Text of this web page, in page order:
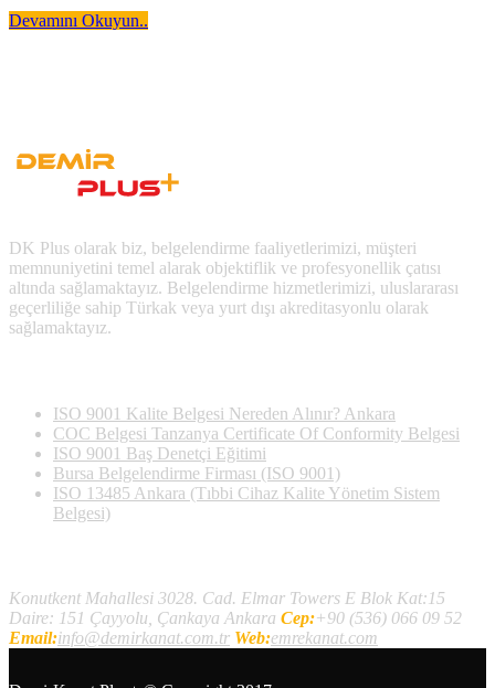
Devamını Okuyun..
DK Plus olarak biz, belgelendirme faaliyetlerimizi, müşteri
memnuniyetini temel alarak objektiflik ve profesyonellik çatısı
altında sağlamaktayız. Belgelendirme hizmetlerimizi, uluslararası
geçerliliğe sahip Türkak veya yurt dışı akreditasyonlu olarak
sağlamaktayız.
ISO 9001 Kalite Belgesi Nereden Alınır? Ankara
COC Belgesi Tanzanya Certificate Of Conformity Belgesi
ISO 9001 Baş Denetçi Eğitimi
Bursa Belgelendirme Firması (ISO 9001)
ISO 13485 Ankara (Tıbbi Cihaz Kalite Yönetim Sistem
Belgesi)
Konutkent Mahallesi 3028. Cad. Elmar Towers E Blok Kat:15
Daire: 151 Çayyolu, Çankaya Ankara Cep:+90 (536) 066 09 52
Email:info@demirkanat.com.tr Web:emrekanat.com